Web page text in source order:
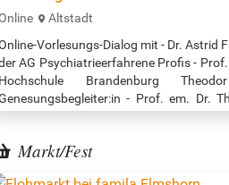
Altstadt
Vorlesungs-Dialog mit - Dr. Astrid
AG Psychiatrieerfahrene Profis -
Hochschule Brandenburg
- Prof. em. Dr.
soll…
Markt/Fest